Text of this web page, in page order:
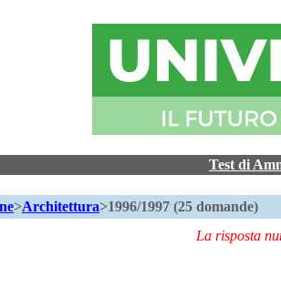
Test di
>Architettura>1996/1997 (25 domande)
La risposta